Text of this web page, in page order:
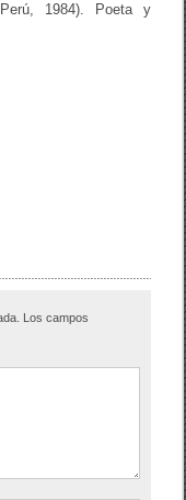
1984). Poeta y
Los campos